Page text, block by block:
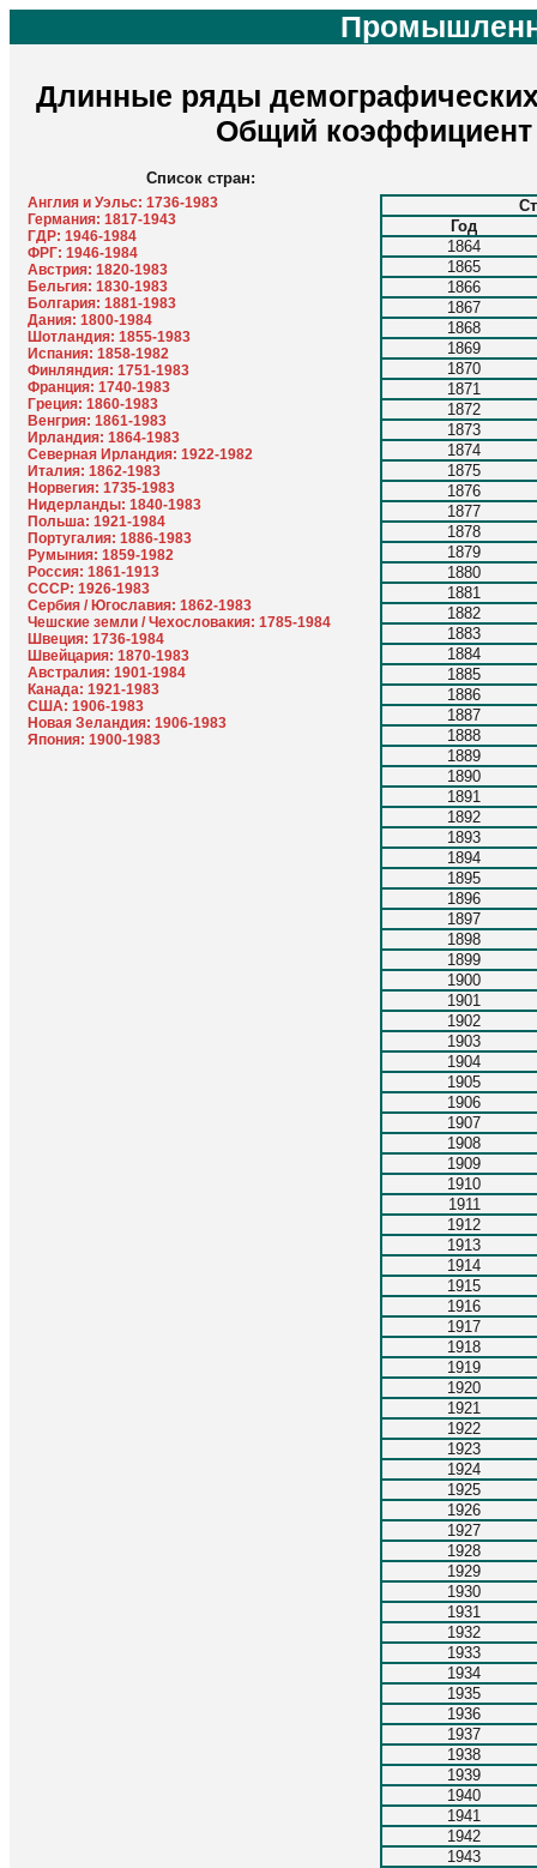
Длинные ряды демографических
Общий коэффициент
Список стран:
Англия и Уэльс: 1736-1983
Германия: 1817-1943
ГДР: 1946-1984
ФРГ: 1946-1984
Австрия: 1820-1983
Бельгия: 1830-1983
Болгария: 1881-1983
Дания: 1800-1984
Шотландия: 1855-1983
Испания: 1858-1982
Финляндия: 1751-1983
Франция: 1740-1983
Греция: 1860-1983
Венгрия: 1861-1983
Ирландия: 1864-1983
Северная Ирландия: 1922-1982
Италия: 1862-1983
Норвегия: 1735-1983
Нидерланды: 1840-1983
Польша: 1921-1984
Португалия: 1886-1983
Румыния: 1859-1982
Россия: 1861-1913
СССР: 1926-1983
Сербия / Югославия: 1862-1983
Чешские земли / Чехословакия: 1785-1984
Швеция: 1736-1984
Швейцария: 1870-1983
Австралия: 1901-1984
Канада: 1921-1983
США: 1906-1983
Новая Зеландия: 1906-1983
Япония: 1900-1983
Год
1864
1865
1866
1867
1868
1869
1870
1871
1872
1873
1874
1875
1876
1877
1878
1879
1880
1881
1882
1883
1884
1885
1886
1887
1888
1889
1890
1891
1892
1893
1894
1895
1896
1897
1898
1899
1900
1901
1902
1903
1904
1905
1906
1907
1908
1909
1910
1911
1912
1913
1914
1915
1916
1917
1918
1919
1920
1921
1922
1923
1924
1925
1926
1927
1928
1929
1930
1931
1932
1933
1934
1935
1936
1937
1938
1939
1940
1941
1942
1943